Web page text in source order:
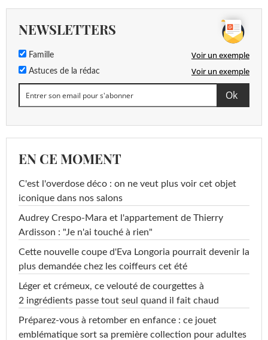
NEWSLETTERS
Famille Voir un exemple
Astuces de la rédac Voir un exemple
EN CE MOMENT
C'est l'overdose déco : on ne veut plus voir cet objet
iconique dans nos salons
Audrey Crespo-Mara et l'appartement de Thierry
Ardisson : "Je n'ai touché à rien"
Cette nouvelle coupe d'Eva Longoria pourrait devenir la
plus demandée chez les coiffeurs cet été
Léger et crémeux, ce velouté de courgettes à
2 ingrédients passe tout seul quand il fait chaud
Préparez-vous à retomber en enfance : ce jouet
emblématique sort sa première collection pour adultes